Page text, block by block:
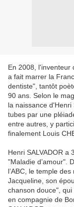
En 2008, l'inventeur
a fait marrer la
dentiste", tantôt
90 ans. Selon le
la naissance d'Henri
tubes par une
entre autres, y
finalement Louis
Henri SALVADOR a
"Maladie d’amour".
l’ABC, le temple
Jacqueline, son
chanson douce",
en compagnie de